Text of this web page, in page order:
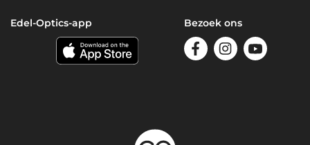
Edel-Optics-app Bezoek ons